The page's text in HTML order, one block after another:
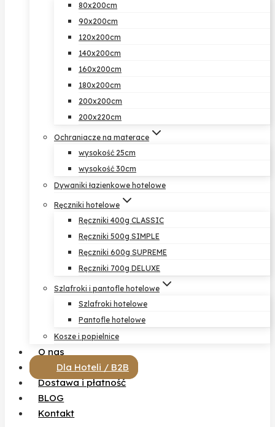
80x200cm
90x200cm
120x200cm
140x200cm
160x200cm
180x200cm
200x200cm
200x220cm
Ochraniacze na materace
wysokość 25cm
wysokość 30cm
Dywaniki łazienkowe hotelowe
Ręczniki hotelowe
Ręczniki 400g CLASSIC
Ręczniki 500g SIMPLE
Ręczniki 600g SUPREME
Ręczniki 700g DELUXE
Szlafroki i pantofle hotelowe
Szlafroki hotelowe
Pantofle hotelowe
Kosze i popielnice
O nas
Dla Hoteli / B2B
Dostawa i płatność
BLOG
Kontakt